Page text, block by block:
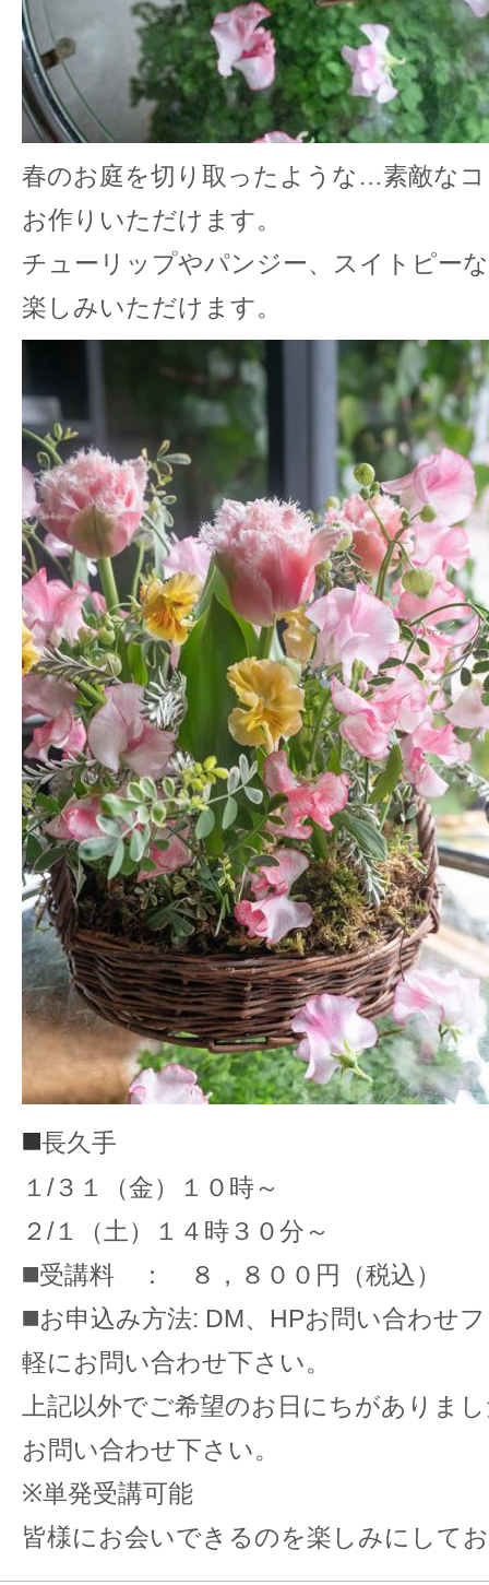
春のお庭を切り取ったような…素敵な
お作りいただけます。
チューリップやパンジー、スイトピー
楽しみいただけます。
◼️長久手
１/３１（金）１０時～
２/１（土）１４時３０分～
◼️受講料 ： ８，８００円（税込）
◼️お申込み方法: DM、HPお問い合わせ
軽にお問い合わせ下さい。
上記以外でご希望のお日にちがありま
お問い合わせ下さい。
※単発受講可能
皆様にお会いできるのを楽しみにして